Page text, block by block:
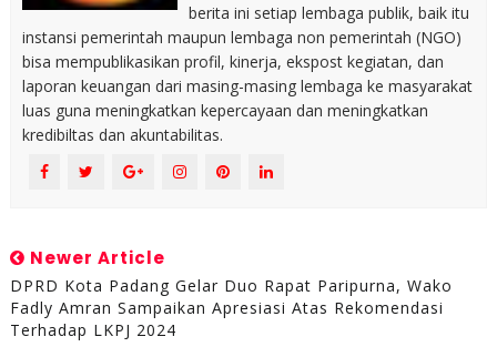
berita ini setiap lembaga publik, baik itu
instansi pemerintah maupun lembaga non pemerintah (NGO)
bisa mempublikasikan profil, kinerja, ekspost kegiatan, dan
laporan keuangan dari masing-masing lembaga ke masyarakat
luas guna meningkatkan kepercayaan dan meningkatkan
kredibiltas dan akuntabilitas.
Newer Article
DPRD Kota Padang Gelar Duo Rapat Paripurna, Wako
Fadly Amran Sampaikan Apresiasi Atas Rekomendasi
Terhadap LKPJ 2024